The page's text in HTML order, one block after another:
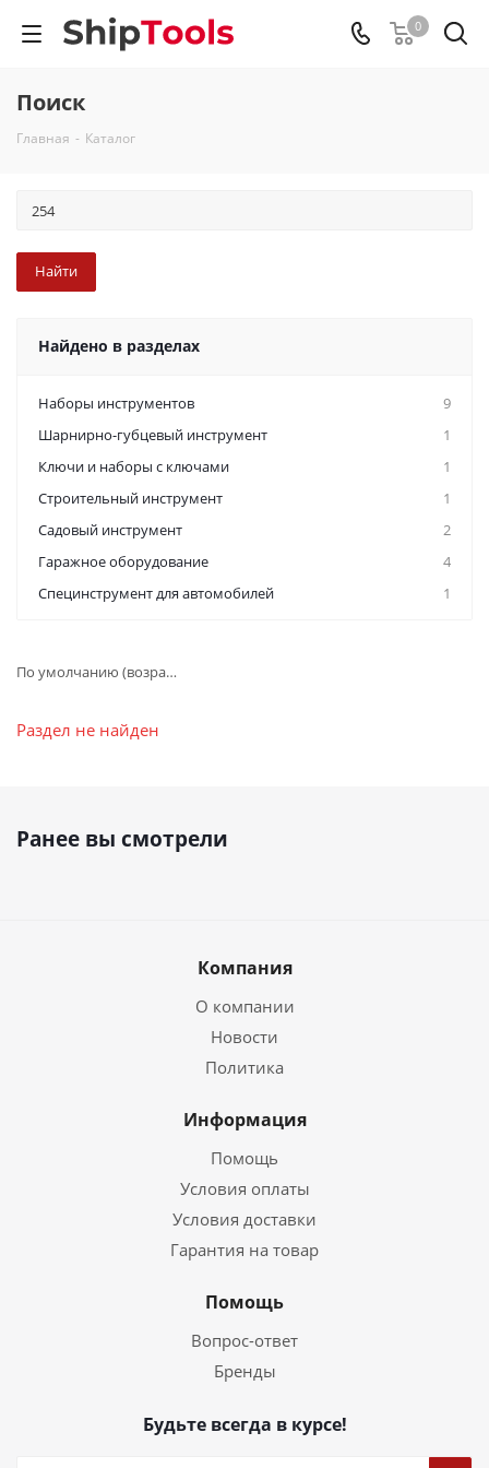
0
Поиск
Главная - Каталог
Найдено в разделах
Наборы инструментов
9
Шарнирно-губцевый инструмент
1
Ключи и наборы с ключами
1
Строительный инструмент
1
Садовый инструмент
2
Гаражное оборудование
4
Специнструмент для автомобилей
1
По умолчанию (возрастание)
Раздел не найден
Ранее вы смотрели
Компания
О компании
Новости
Политика
Информация
Помощь
Условия оплаты
Условия доставки
Гарантия на товар
Помощь
Вопрос-ответ
Бренды
Будьте всегда в курсе!